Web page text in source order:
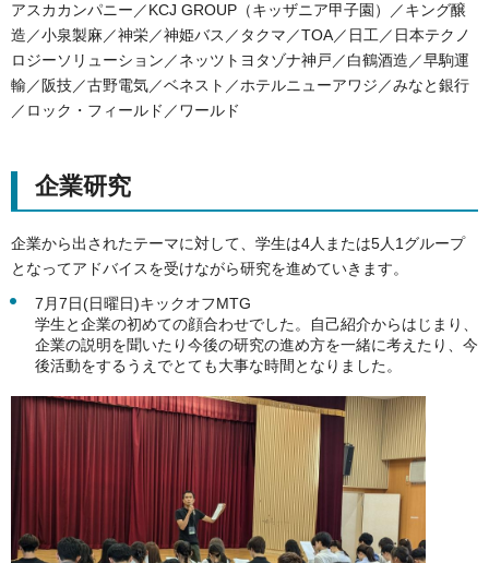
アスカカンパニー／KCJ GROUP（キッザニア甲子園）／キング醸
造／小泉製麻／神栄／神姫バス／タクマ／TOA／日工／日本テクノ
ロジーソリューション／ネッツトヨタゾナ神戸／白鶴酒造／早駒運
輸／阪技／古野電気／ベネスト／ホテルニューアワジ／みなと銀行
／ロック・フィールド／ワールド
企業研究
企業から出されたテーマに対して、学生は4人または5人1グループ
となってアドバイスを受けながら研究を進めていきます。
7月7日(日曜日)キックオフMTG
学生と企業の初めての顔合わせでした。自己紹介からはじまり、
企業の説明を聞いたり今後の研究の進め方を一緒に考えたり、今
後活動をするうえでとても大事な時間となりました。